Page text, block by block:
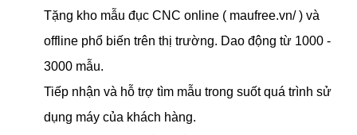
Tặng kho mẫu đục CNC online ( maufree.vn/ ) và
offline phổ biến trên thị trường. Dao động từ 1000 -
3000 mẫu.
Tiếp nhận và hỗ trợ tìm mẫu trong suốt quá trình sử
dụng máy của khách hàng.